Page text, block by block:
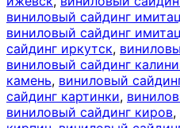
виниловый сайдинг
виниловый сайдинг
сайдинг иркутск,
виниловый сайдинг
камень, виниловый
сайдинг картинки,
виниловый сайдинг киров,